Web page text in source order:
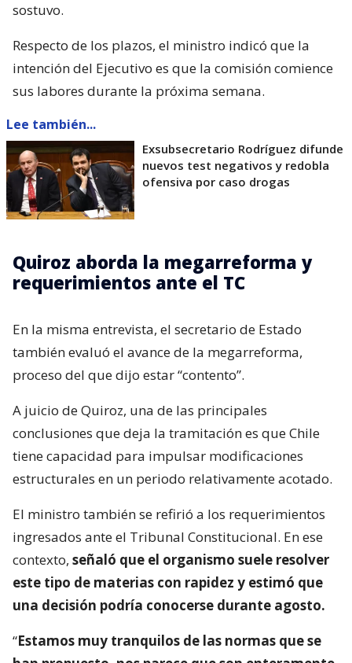
sostuvo.
Respecto de los plazos, el ministro indicó que la
intención del Ejecutivo es que la comisión comience
sus labores durante la próxima semana.
Lee también...
Exsubsecretario Rodríguez difunde
nuevos test negativos y redobla
ofensiva por caso drogas
Quiroz aborda la megarreforma y
requerimientos ante el TC
En la misma entrevista, el secretario de Estado
también evaluó el avance de la megarreforma,
proceso del que dijo estar “contento”.
A juicio de Quiroz, una de las principales
conclusiones que deja la tramitación es que Chile
tiene capacidad para impulsar modificaciones
estructurales en un periodo relativamente acotado.
El ministro también se refirió a los requerimientos
ingresados ante el Tribunal Constitucional. En ese
contexto, señaló que el organismo suele resolver
este tipo de materias con rapidez y estimó que
una decisión podría conocerse durante agosto.
“Estamos muy tranquilos de las normas que se